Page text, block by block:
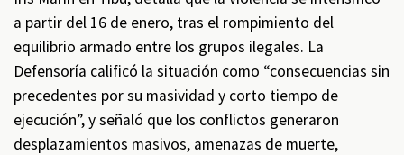
a partir del 16 de enero, tras el rompimiento del
equilibrio armado entre los grupos ilegales. La
Defensoría calificó la situación como “consecuencias sin
precedentes por su masividad y corto tiempo de
ejecución”, y señaló que los conflictos generaron
desplazamientos masivos, amenazas de muerte,